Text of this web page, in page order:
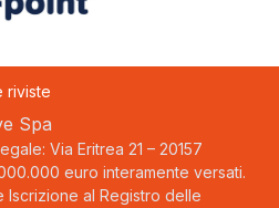
Spa
riviste
Via Eritrea 21 – 20157
euro interamente versati.
Iscrizione al Registro delle